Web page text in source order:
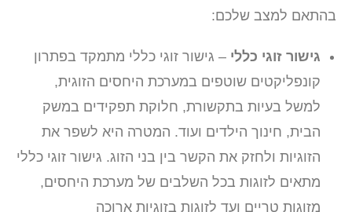
בהתאם למצב שלכם:
גישור זוגי כללי – גישור זוגי כללי מתמקד בפתרון
קונפליקטים שוטפים במערכת היחסים הזוגית,
למשל בעיות בתקשורת, חלוקת תפקידים במשק
הבית, חינוך הילדים ועוד. המטרה היא לשפר את
הזוגיות ולחזק את הקשר בין בני הזוג. גישור זוגי כללי
מתאים לזוגות בכל השלבים של מערכת היחסים,
מזוגות טריים ועד לזוגות בזוגיות ארוכה